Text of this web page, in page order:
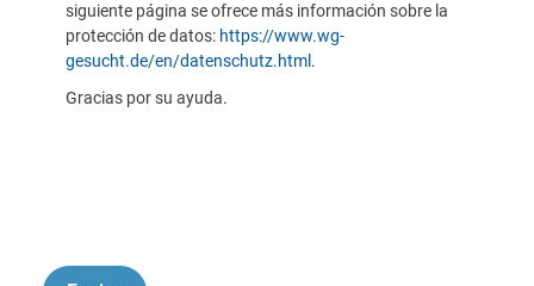
siguiente página se ofrece más información sobre la
protección de datos: https://www.wg-
gesucht.de/en/datenschutz.html .
Gracias por su ayuda.